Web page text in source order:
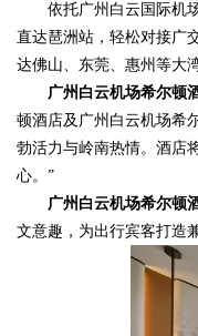
依托广州白云国际机
直达琶洲站，轻松对接广
达佛山、东莞、惠州等大
广州白云机场希尔顿
顿酒店及广州白云机场希
勃活力与岭南热情。酒店
心。”
广州白云机场希尔顿
文意趣，为出行宾客打造